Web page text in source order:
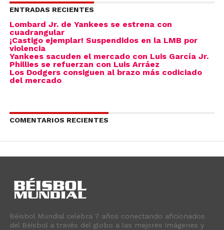
ENTRADAS RECIENTES
Lombard Jr. de Yankees se estrena con
cuadrangular
¡Castigo ejemplar! Suspendidos en la LMB por
violencia
Yankees sacuden el mercado con Luis García Jr.
Phillies se refuerzan con Luis Arráez
Los Dodgers consiguen al brazo más codiciado
del mercado
COMENTARIOS RECIENTES
Béisbol Mundial celebra 7 años conectando aficionados
del Béisbol a través del globo a las mejores imágenes y